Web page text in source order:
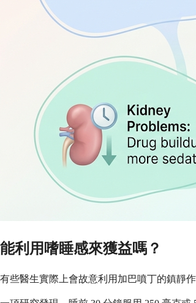
能利用嗜睡感來獲益嗎？
有些醫生實際上會故意利用加巴噴丁的鎮靜